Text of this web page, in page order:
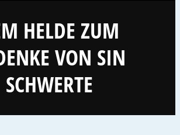
HELDE ZUM
VON SIN
SCHWERTE